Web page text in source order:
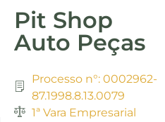
Pit Shop
Auto Peças
Processo n°: 0002962-
87.1998.8.13.0079
1ª Vara Empresarial